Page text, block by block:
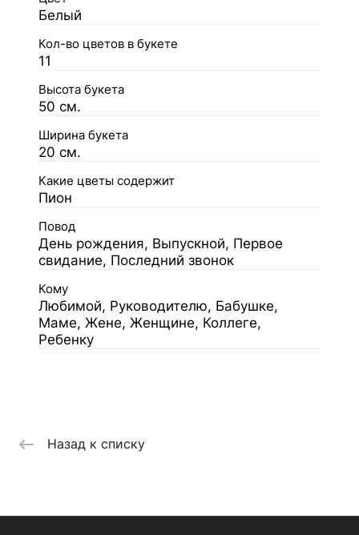
Белый
Кол-во цветов в букете
11
Высота букета
50 см.
Ширина букета
20 см.
Какие цветы содержит
Пион
Повод
День рождения, Выпускной, Первое
свидание, Последний звонок
Кому
Любимой, Руководителю, Бабушке,
Маме, Жене, Женщине, Коллеге,
Ребенку
Назад к списку